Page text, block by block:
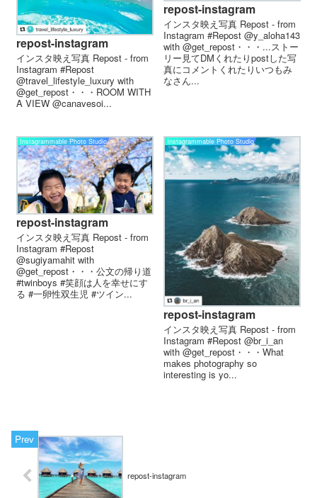
repost-instagram
インスタ映え写真 Repost - from
Instagram #Repost
@travel_lifestyle_luxury with
@get_repost・・・ROOM WITH
A VIEW @canavesoi...
repost-instagram
インスタ映え写真 Repost - from
Instagram #Repost @y_aloha143
with @get_repost・・・...ストー
リー見てDMくれたりpostした写
真にコメントくれたりいつもみ
なさん...
Instagrammable Photo Studio
repost-instagram
インスタ映え写真 Repost - from
Instagram #Repost
@sugiyamahit with
@get_repost・・・公文の帰り道
#twinboys #笑顔は人を幸せにす
る #一卵性双生児 #ツイン...
Instagrammable Photo Studio
repost-instagram
インスタ映え写真 Repost - from
Instagram #Repost @br_i_an
with @get_repost・・・What
makes photography so
interesting is yo...
repost-instagram